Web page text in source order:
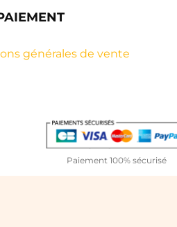
générales de vente
Paiement 100% sécurisé